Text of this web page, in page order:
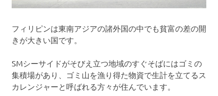
フィリピンは東南アジアの諸外国の中でも貧富の差の開
きが大きい国です。
SMシーサイドがそびえ立つ地域のすぐそばにはゴミの
集積場があり、ゴミ山を漁り得た物資で生計を立てるス
カレンジャーと呼ばれる方々が住んでいます。